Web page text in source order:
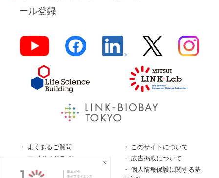
ール登録
よくあるご質問
このサイトについて
ロゴガイドライン
広告掲載について
特定商取引法に基づく表
個人情報保護に関する基